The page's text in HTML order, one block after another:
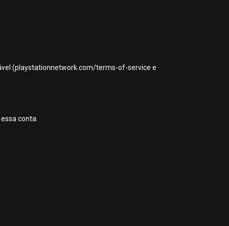
(playstationnetwork.com/terms-of-service e
conta.